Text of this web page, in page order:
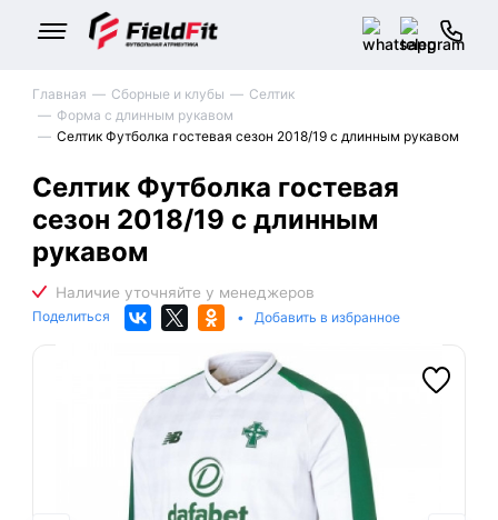
Главная Сборные и клубы
Селтик
Форма с длинным рукавом
Селтик Футболка гостевая сезон 2018/19 с длинным рукавом
Селтик Футболка гостевая
сезон 2018/19 с длинным
рукавом
Поделиться • Добавить в избранное